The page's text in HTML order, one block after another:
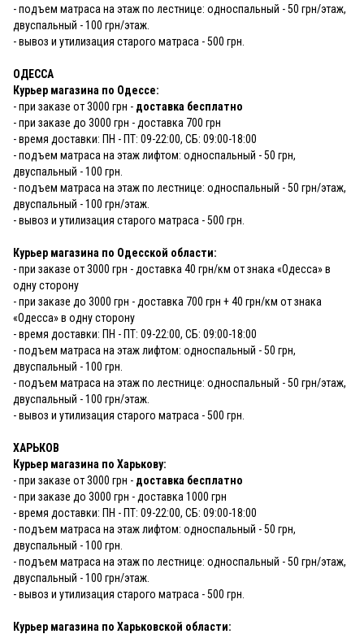
- подъем матраса на этаж по лестнице: односпальный - 50 грн/этаж,
двуспальный - 100 грн/этаж.
- вывоз и утилизация старого матраса - 500 грн.
ОДЕССА
Курьер магазина по Одессе:
- при заказе от 3000 грн - доставка бесплатно
- при заказе до 3000 грн - доставка 700 грн
- время доставки: ПН - ПТ: 09-22:00, СБ: 09:00-18:00
- подъем матраса на этаж лифтом: односпальный - 50 грн,
двуспальный - 100 грн.
- подъем матраса на этаж по лестнице: односпальный - 50 грн/этаж,
двуспальный - 100 грн/этаж.
- вывоз и утилизация старого матраса - 500 грн.
Курьер магазина по Одесской области:
- при заказе от 3000 грн - доставка 40 грн/км от знака «Одесса» в
одну сторону
- при заказе до 3000 грн - доставка 700 грн + 40 грн/км от знака
«Одесса» в одну сторону
- время доставки: ПН - ПТ: 09-22:00, СБ: 09:00-18:00
- подъем матраса на этаж лифтом: односпальный - 50 грн,
двуспальный - 100 грн.
- подъем матраса на этаж по лестнице: односпальный - 50 грн/этаж,
двуспальный - 100 грн/этаж.
- вывоз и утилизация старого матраса - 500 грн.
ХАРЬКОВ
Курьер магазина по Харькову:
- при заказе от 3000 грн - доставка бесплатно
- при заказе до 3000 грн - доставка 1000 грн
- время доставки: ПН - ПТ: 09-22:00, СБ: 09:00-18:00
- подъем матраса на этаж лифтом: односпальный - 50 грн,
двуспальный - 100 грн.
- подъем матраса на этаж по лестнице: односпальный - 50 грн/этаж,
двуспальный - 100 грн/этаж.
- вывоз и утилизация старого матраса - 500 грн.
Курьер магазина по Харьковской области: